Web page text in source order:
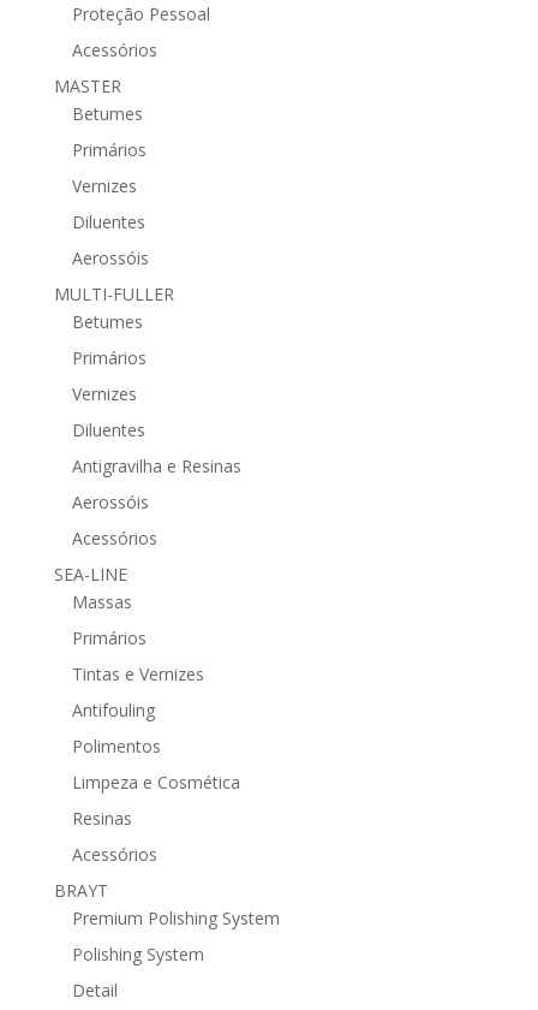
Proteção Pessoal
Acessórios
MASTER
Betumes
Primários
Vernizes
Diluentes
Aerossóis
MULTI-FULLER
Betumes
Primários
Vernizes
Diluentes
Antigravilha e Resinas
Aerossóis
Acessórios
SEA-LINE
Massas
Primários
Tintas e Vernizes
Antifouling
Polimentos
Limpeza e Cosmética
Resinas
Acessórios
BRAYT
Premium Polishing System
Polishing System
Detail